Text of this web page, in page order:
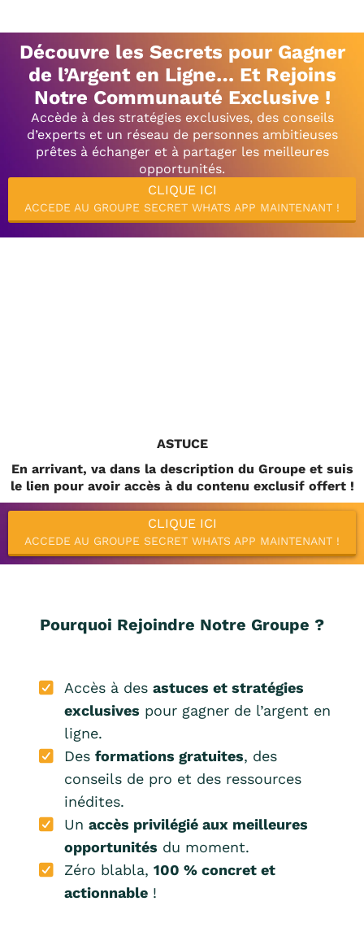
Découvre les Secrets pour Gagner
de l’Argent en Ligne… Et Rejoins
Notre Communauté Exclusive !
Accède à des stratégies exclusives, des conseils
d’experts et un réseau de personnes ambitieuses
prêtes à échanger et à partager les meilleures
opportunités.
CLIQUE ICI
ACCEDE AU GROUPE SECRET WHATS APP MAINTENANT !
ASTUCE
En arrivant, va dans la description du Groupe et suis
le lien pour avoir accès à du contenu exclusif offert !
CLIQUE ICI
ACCEDE AU GROUPE SECRET WHATS APP MAINTENANT !
Pourquoi Rejoindre Notre Groupe ?
Accès à des astuces et stratégies
exclusives pour gagner de l’argent en
ligne.
Des formations gratuites, des
conseils de pro et des ressources
inédites.
Un accès privilégié aux meilleures
opportunités du moment.
Zéro blabla, 100 % concret et
actionnable !